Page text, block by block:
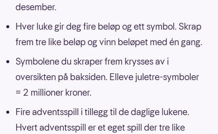
desember.
Hver luke gir deg fire beløp og ett symbol. Skrap
frem tre like beløp og vinn beløpet med én gang.
Symbolene du skraper frem krysses av i
oversikten på baksiden. Elleve juletre-symboler
= 2 millioner kroner.
Fire adventsspill i tillegg til de daglige lukene.
Hvert adventsspill er et eget spill der tre like